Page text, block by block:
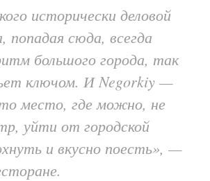
исторически деловой
попадая сюда, всегда
большого города, так
ключом. И Negorkiy —
место, где можно, не
уйти от городской
и вкусно поесть», —